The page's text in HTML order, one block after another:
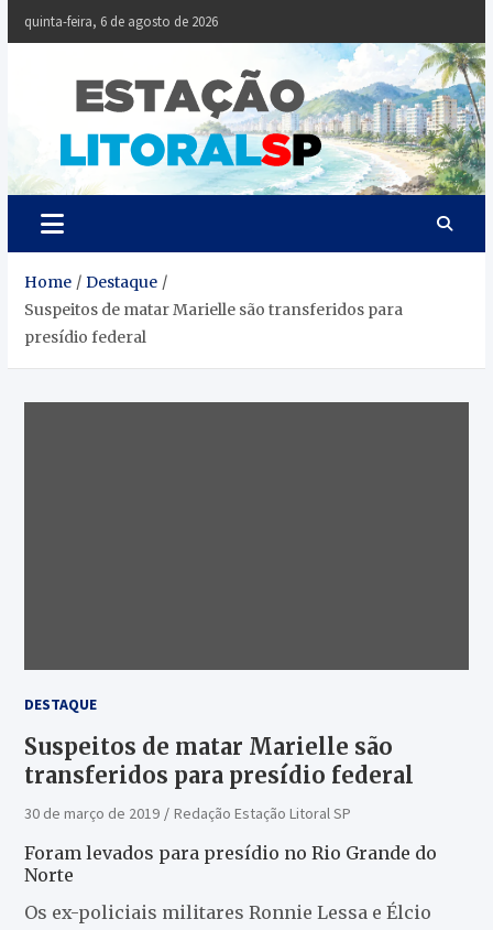
quinta-feira, 6 de agosto de 2026
Litoral
Notícias da
Baixada Santista
Home
Destaque
Suspeitos de matar Marielle são transferidos para
presídio federal
DESTAQUE
Suspeitos de matar Marielle são
transferidos para presídio federal
30 de março de 2019 Redação Estação Litoral SP
Foram levados para presídio no Rio Grande do
Norte
Os ex-policiais militares Ronnie Lessa e Élcio